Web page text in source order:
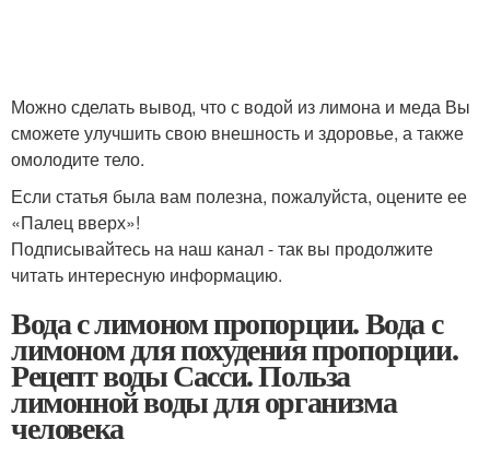
Можно сделать вывод, что с водой из лимона и меда Вы
сможете улучшить свою внешность и здоровье, а также
омолодите тело.
Если статья была вам полезна, пожалуйста, оцените ее
«Палец вверх»!
Подписывайтесь на наш канал - так вы продолжите
читать интересную информацию.
Вода с лимоном пропорции. Вода с
лимоном для похудения пропорции.
Рецепт воды Сасси. Польза
лимонной воды для организма
человека